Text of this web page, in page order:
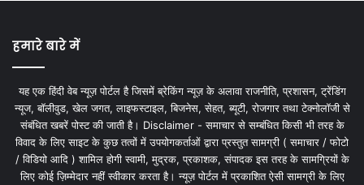
हमारे बारे में
यह एक हिंदी वेब न्यूज़ पोर्टल है जिसमें ब्रेकिंग न्यूज़ के अलावा राजनीति, प्रशासन, ट्रेंडिंग
न्यूज, बॉलीवुड, खेल जगत, लाइफस्टाइल, बिजनेस, सेहत, ब्यूटी, रोजगार तथा टेक्नोलॉजी से
संबंधित खबरें पोस्ट की जाती है। Disclaimer - समाचार से सम्बंधित किसी भी तरह के
विवाद के लिए साइट के कुछ तत्वों में उपयोगकर्ताओं द्वारा प्रस्तुत सामग्री ( समाचार / फोटो
/ विडियो आदि ) शामिल होगी स्वामी, मुद्रक, प्रकाशक, संपादक इस तरह के सामग्रियों के
लिए कोई ज़िम्मेदार नहीं स्वीकार करता है। न्यूज़ पोर्टल में प्रकाशित ऐसी सामग्री के लिए